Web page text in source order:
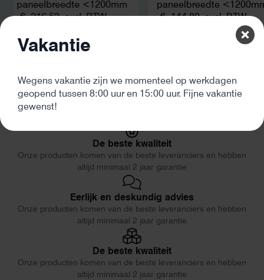
paneelbreedte <1200mm
€216,53 excl. BTW
paneelbreedte
€144,80 excl. BTW
De beste kwaliteit
Onze producten komen van de beste leveranciers en hebben
altijd minimaal 2 jaar garantie
Eerlijk en deskundig advies
Onze producten komen van de beste leveranciers en hebben
altijd minimaal 2 jaar garantie
De beste kwaliteit
Onze producten komen van de beste leveranciers en hebben
altijd minimaal 2 jaar garantie
Vakantie
Wegens vakantie zijn we momenteel op werkdagen
geopend tussen 8:00 uur en 15:00 uur. Fijne vakantie
gewenst!